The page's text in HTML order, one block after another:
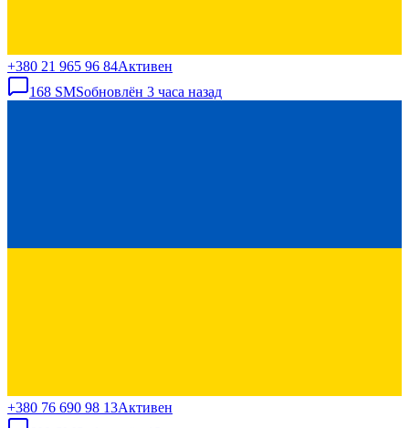
+380 21 965 96 84Активен
168 SMSобновлён 3 часа назад
+380 76 690 98 13Активен